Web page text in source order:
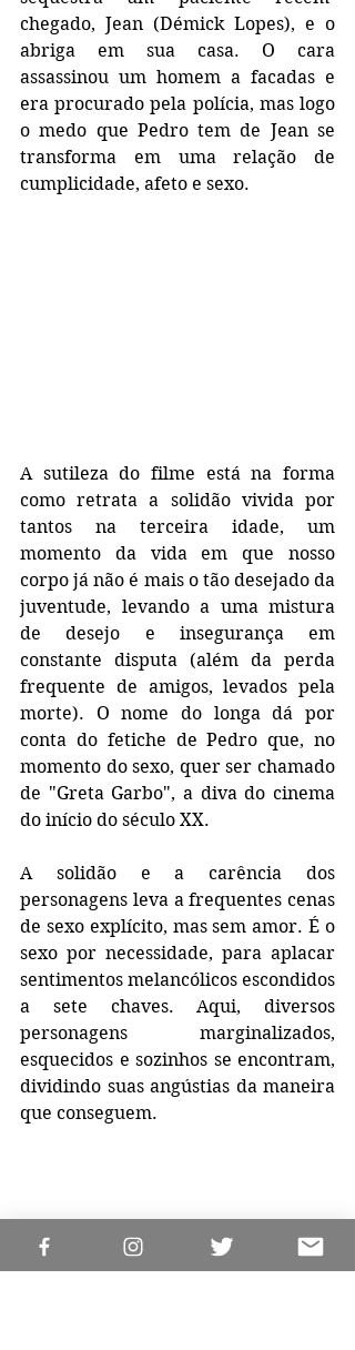
chegado, Jean (Démick Lopes), e o
abriga em sua casa. O cara
assassinou um homem a facadas e
era procurado pela polícia, mas logo
o medo que Pedro tem de Jean se
transforma em uma relação de
cumplicidade, afeto e sexo.
A sutileza do filme está na forma
como retrata a solidão vivida por
tantos na terceira idade, um
momento da vida em que nosso
corpo já não é mais o tão desejado da
juventude, levando a uma mistura
de desejo e insegurança em
constante disputa (além da perda
frequente de amigos, levados pela
morte). O nome do longa dá por
conta do fetiche de Pedro que, no
momento do sexo, quer ser chamado
de "Greta Garbo", a diva do cinema
do início do século XX.
A solidão e a carência dos
personagens leva a frequentes cenas
de sexo explícito, mas sem amor. É o
sexo por necessidade, para aplacar
sentimentos melancólicos escondidos
a sete chaves. Aqui, diversos
personagens marginalizados,
esquecidos e sozinhos se encontram,
dividindo suas angústias da maneira
que conseguem.